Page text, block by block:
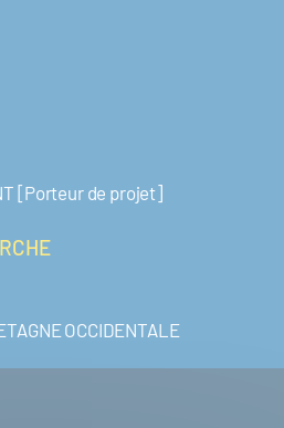
[Porteur de projet]
OCCIDENTALE